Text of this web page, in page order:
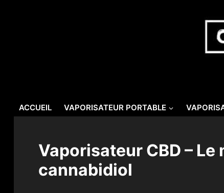
ACCUEIL VAPORISATEUR PORTABLE
Vaporisateur CBD –
cannabidiol